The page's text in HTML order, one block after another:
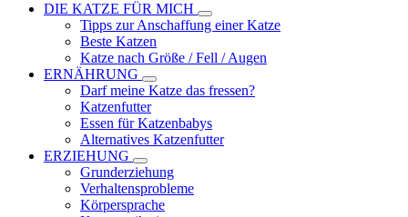
DIE KATZE FÜR MICH
Tipps zur Anschaffung einer Katze
Beste Katzen
Katze nach Größe / Fell / Augen
ERNÄHRUNG
Darf meine Katze das fressen?
Katzenfutter
Essen für Katzenbabys
Alternatives Katzenfutter
ERZIEHUNG
Grunderziehung
Verhaltensprobleme
Körpersprache